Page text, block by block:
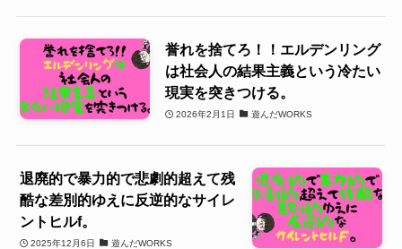
誉れを捨てろ！！エルデンリング
は社会人の結果主義という冷たい
現実を突きつける。
2026年2月1日 遊んだWORKS
退廃的で暴力的で悲劇的超えて残
酷な差別的ゆえに反逆的なサイレ
ントヒルf。
2025年12月6日 遊んだWORKS